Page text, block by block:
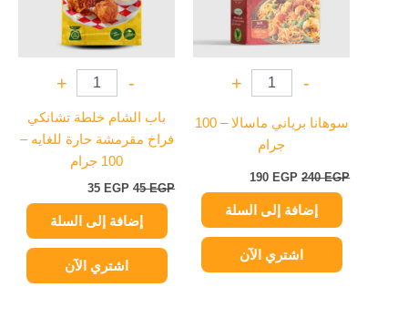
-
+
سوهانا برياني ماسالا – 100
جرام
240EGP
190 EGP
إضافة إلى السلة
اشتري الآن
-
+
باب الشام خلطة تشانكي
فراخ مقرمشة حارة للغايه –
100 جرام
45EGP
35 EGP
إضافة إلى السلة
اشتري الآن